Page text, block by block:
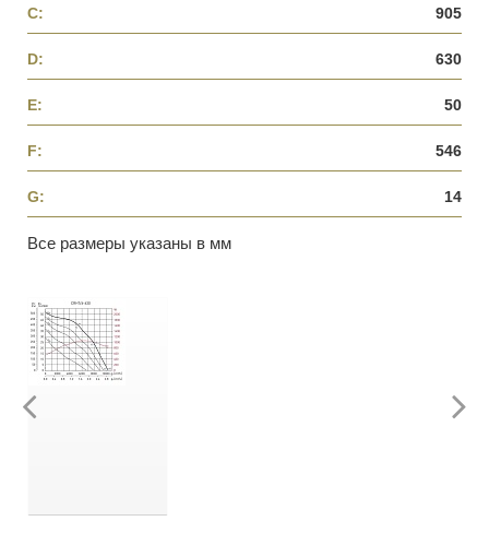
C: 905
D: 630
E: 50
F: 546
G: 14
Все размеры указаны в мм